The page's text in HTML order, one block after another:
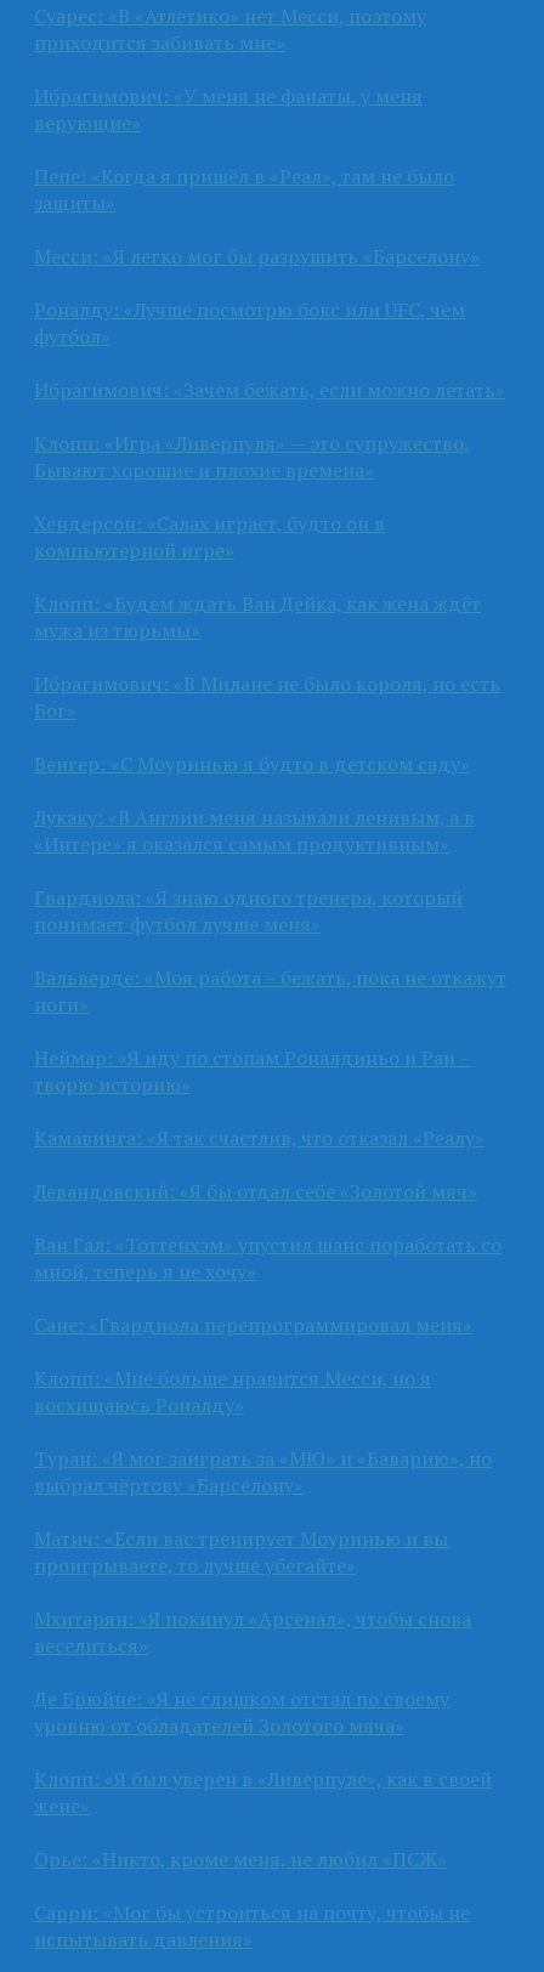
Суарес: «В «Атлетико» нет Месси, поэтому
приходится забивать мне»
Ибрагимович: «У меня не фанаты, у меня
верующие»
Пепе: «Когда я пришёл в «Реал», там не было
защиты»
Месси: «Я легко мог бы разрушить «Барселону»
Роналду: «Лучше посмотрю бокс или UFC, чем
футбол»
Ибрагимович: «Зачем бежать, если можно летать»
Клопп: «Игра «Ливерпуля» — это супружество.
Бывают хорошие и плохие времена»
Хендерсон: «Салах играет, будто он в
компьютерной игре»
Клопп: «Будем ждать Ван Дейка, как жена ждёт
мужа из тюрьмы»
Ибрагимович: «В Милане не было короля, но есть
Бог»
Венгер: «С Моуринью я будто в детском саду»
Лукаку: «В Англии меня называли ленивым, а в
«Интере» я оказался самым продуктивным»
Гвардиола: «Я знаю одного тренера, который
понимает футбол лучше меня»
Вальверде: «Моя работа – бежать, пока не откажут
ноги»
Неймар: «Я иду по стопам Роналдиньо и Раи –
творю историю»
Камавинга: «Я так счастлив, что отказал «Реалу»
Левандовский: «Я бы отдал себе «Золотой мяч»
Ван Гал: «Тоттенхэм» упустил шанс поработать со
мной, теперь я не хочу»
Сане: «Гвардиола перепрограммировал меня»
Клопп: «Мне больше нравится Месси, но я
восхищаюсь Роналду»
Туран: «Я мог заиграть за «МЮ» и «Баварию», но
выбрал чёртову «Барселону»
Матич: «Если вас тренирует Моуринью и вы
проигрываете, то лучше убегайте»
Мхитарян: «Я покинул «Арсенал», чтобы снова
веселиться»
Де Брюйне: «Я не слишком отстал по своему
уровню от обладателей Золотого мяча»
Клопп: «Я был уверен в «Ливерпуле», как в своей
жене»
Орье: «Никто, кроме меня, не любил «ПСЖ»
Сарри: «Мог бы устроиться на почту, чтобы не
испытывать давления»